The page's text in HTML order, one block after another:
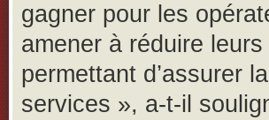
gagner pour les
amener à réduire
permettant d’assurer
services », a-t-il